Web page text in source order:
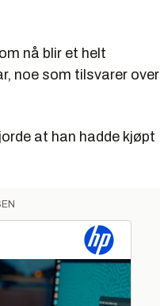
nå blir et helt
noe som tilsvarer over
at han hadde kjøpt